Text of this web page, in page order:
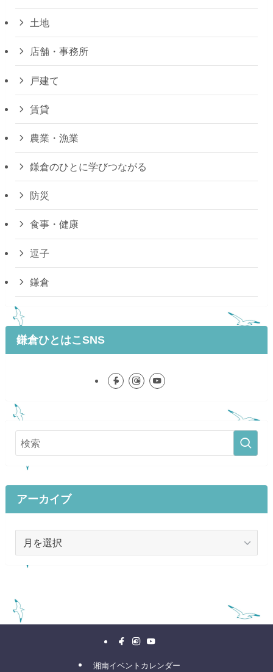
土地
店舗・事務所
戸建て
賃貸
農業・漁業
鎌倉のひとに学びつながる
防災
食事・健康
逗子
鎌倉
鎌倉ひとはこSNS
アーカイブ
ブ
湘南イベントカレンダー